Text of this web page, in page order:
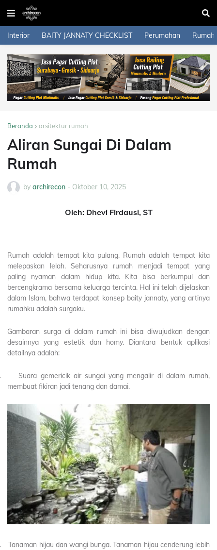
Interior BAITY JANNATY CHECKLIST Perumahan Rumah
Beranda arsitektur rumah
Aliran Sungai Di Dalam
Rumah
by archirecon - Oktober 10, 2025
Oleh: Dhevi Firdausi, ST
Rumah adalah tempat kita pulang. Rumah adalah tempat kita
melepaskan lelah. Seharusnya rumah menjadi tempat yang
paling nyaman dalam hidup kita. Kita bisa berkumpul dan
bercengkrama bersama keluarga tercinta. Hal ini telah dijelaskan
dalam Islam, bahwa terdapat konsep baity jannaty, yang artinya
rumahku adalah surgaku.
Gambaran surga di dalam rumah ini bisa diwujudkan dengan
desainnya yang estetik dan homy. Diantara bentuk aplikasi
detailnya adalah:
Suara gemericik air sungai yang mengalir di dalam rumah,
membuat fikiran jadi tenang dan damai.
Tanaman hijau dan wangi bunga. Tanaman hijau cenderung lebih